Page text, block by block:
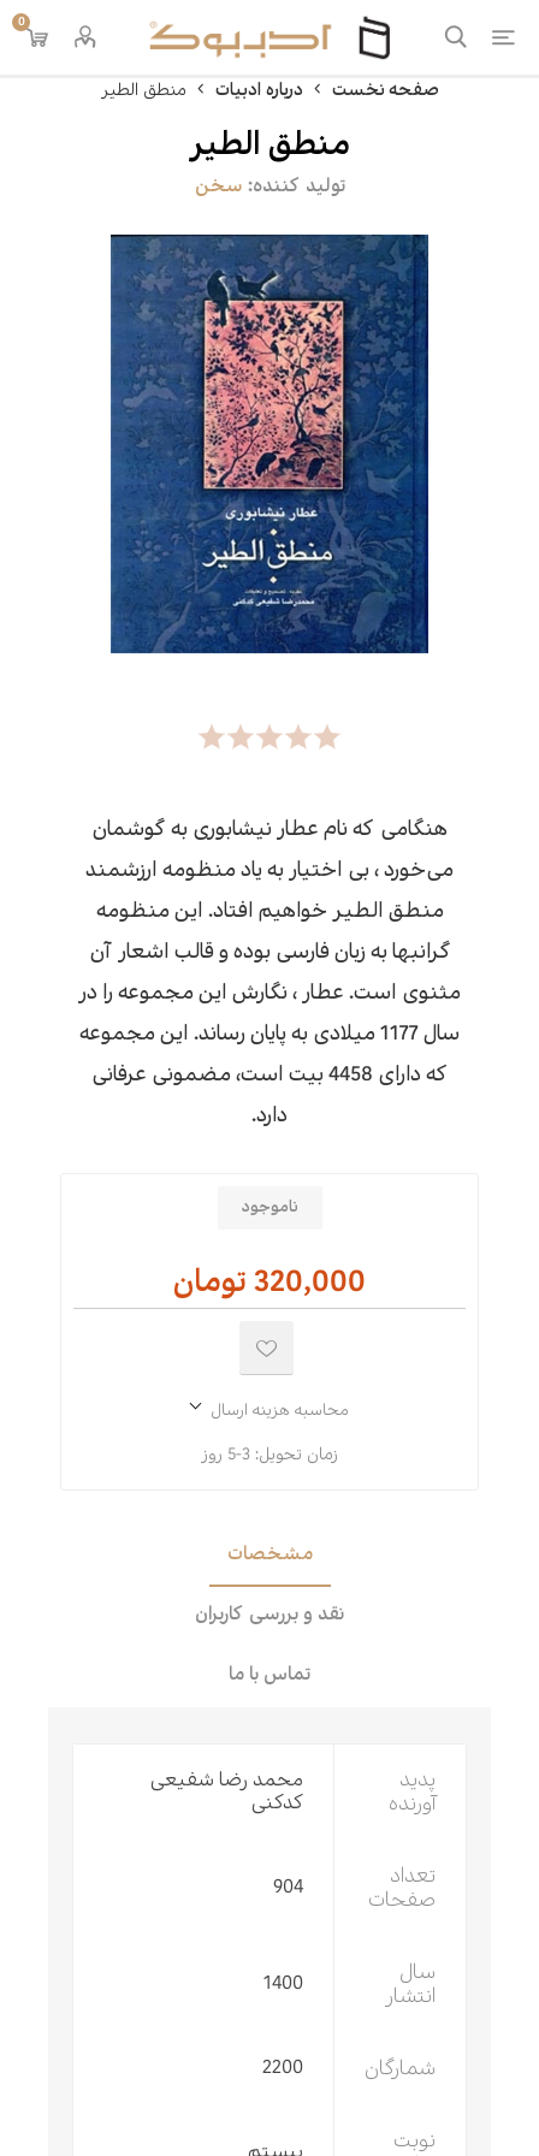
0
صفحه نخست درباره ادبیات منطق الطیر
منطق الطیر
تولید کننده: سخن
هنگامی که نام عطار نیشابوری به گوشمان
می‌خورد ، بی اختیار به یاد منظومه ارزشمند
منطق الطیر خواهیم افتاد. این منظومه
گرانبها به زبان فارسی بوده و قالب اشعار آن
مثنوی است. عطار ، نگارش این مجموعه را در
سال 1177 میلادی به پایان رساند. این مجموعه
که دارای 4458 بیت است، مضمونی عرفانی
دارد.
ناموجود
320,000 تومان
محاسبه هزینه ارسال
زمان تحویل: 3-5 روز
مشخصات
نقد و بررسی کاربران
تماس با ما
پدید
آورنده
محمد رضا شفیعی
کدکنی
تعداد
صفحات
904
سال
انتشار
1400
شمارگان 2200
نوبت